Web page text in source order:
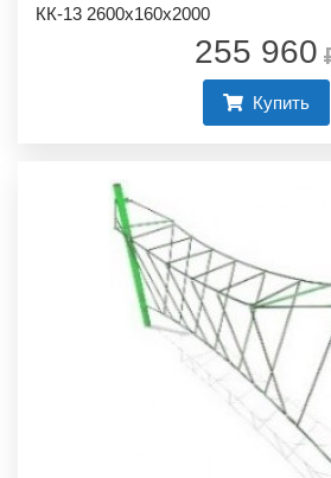
КК-13 2600х160х2000
255 960
Купить